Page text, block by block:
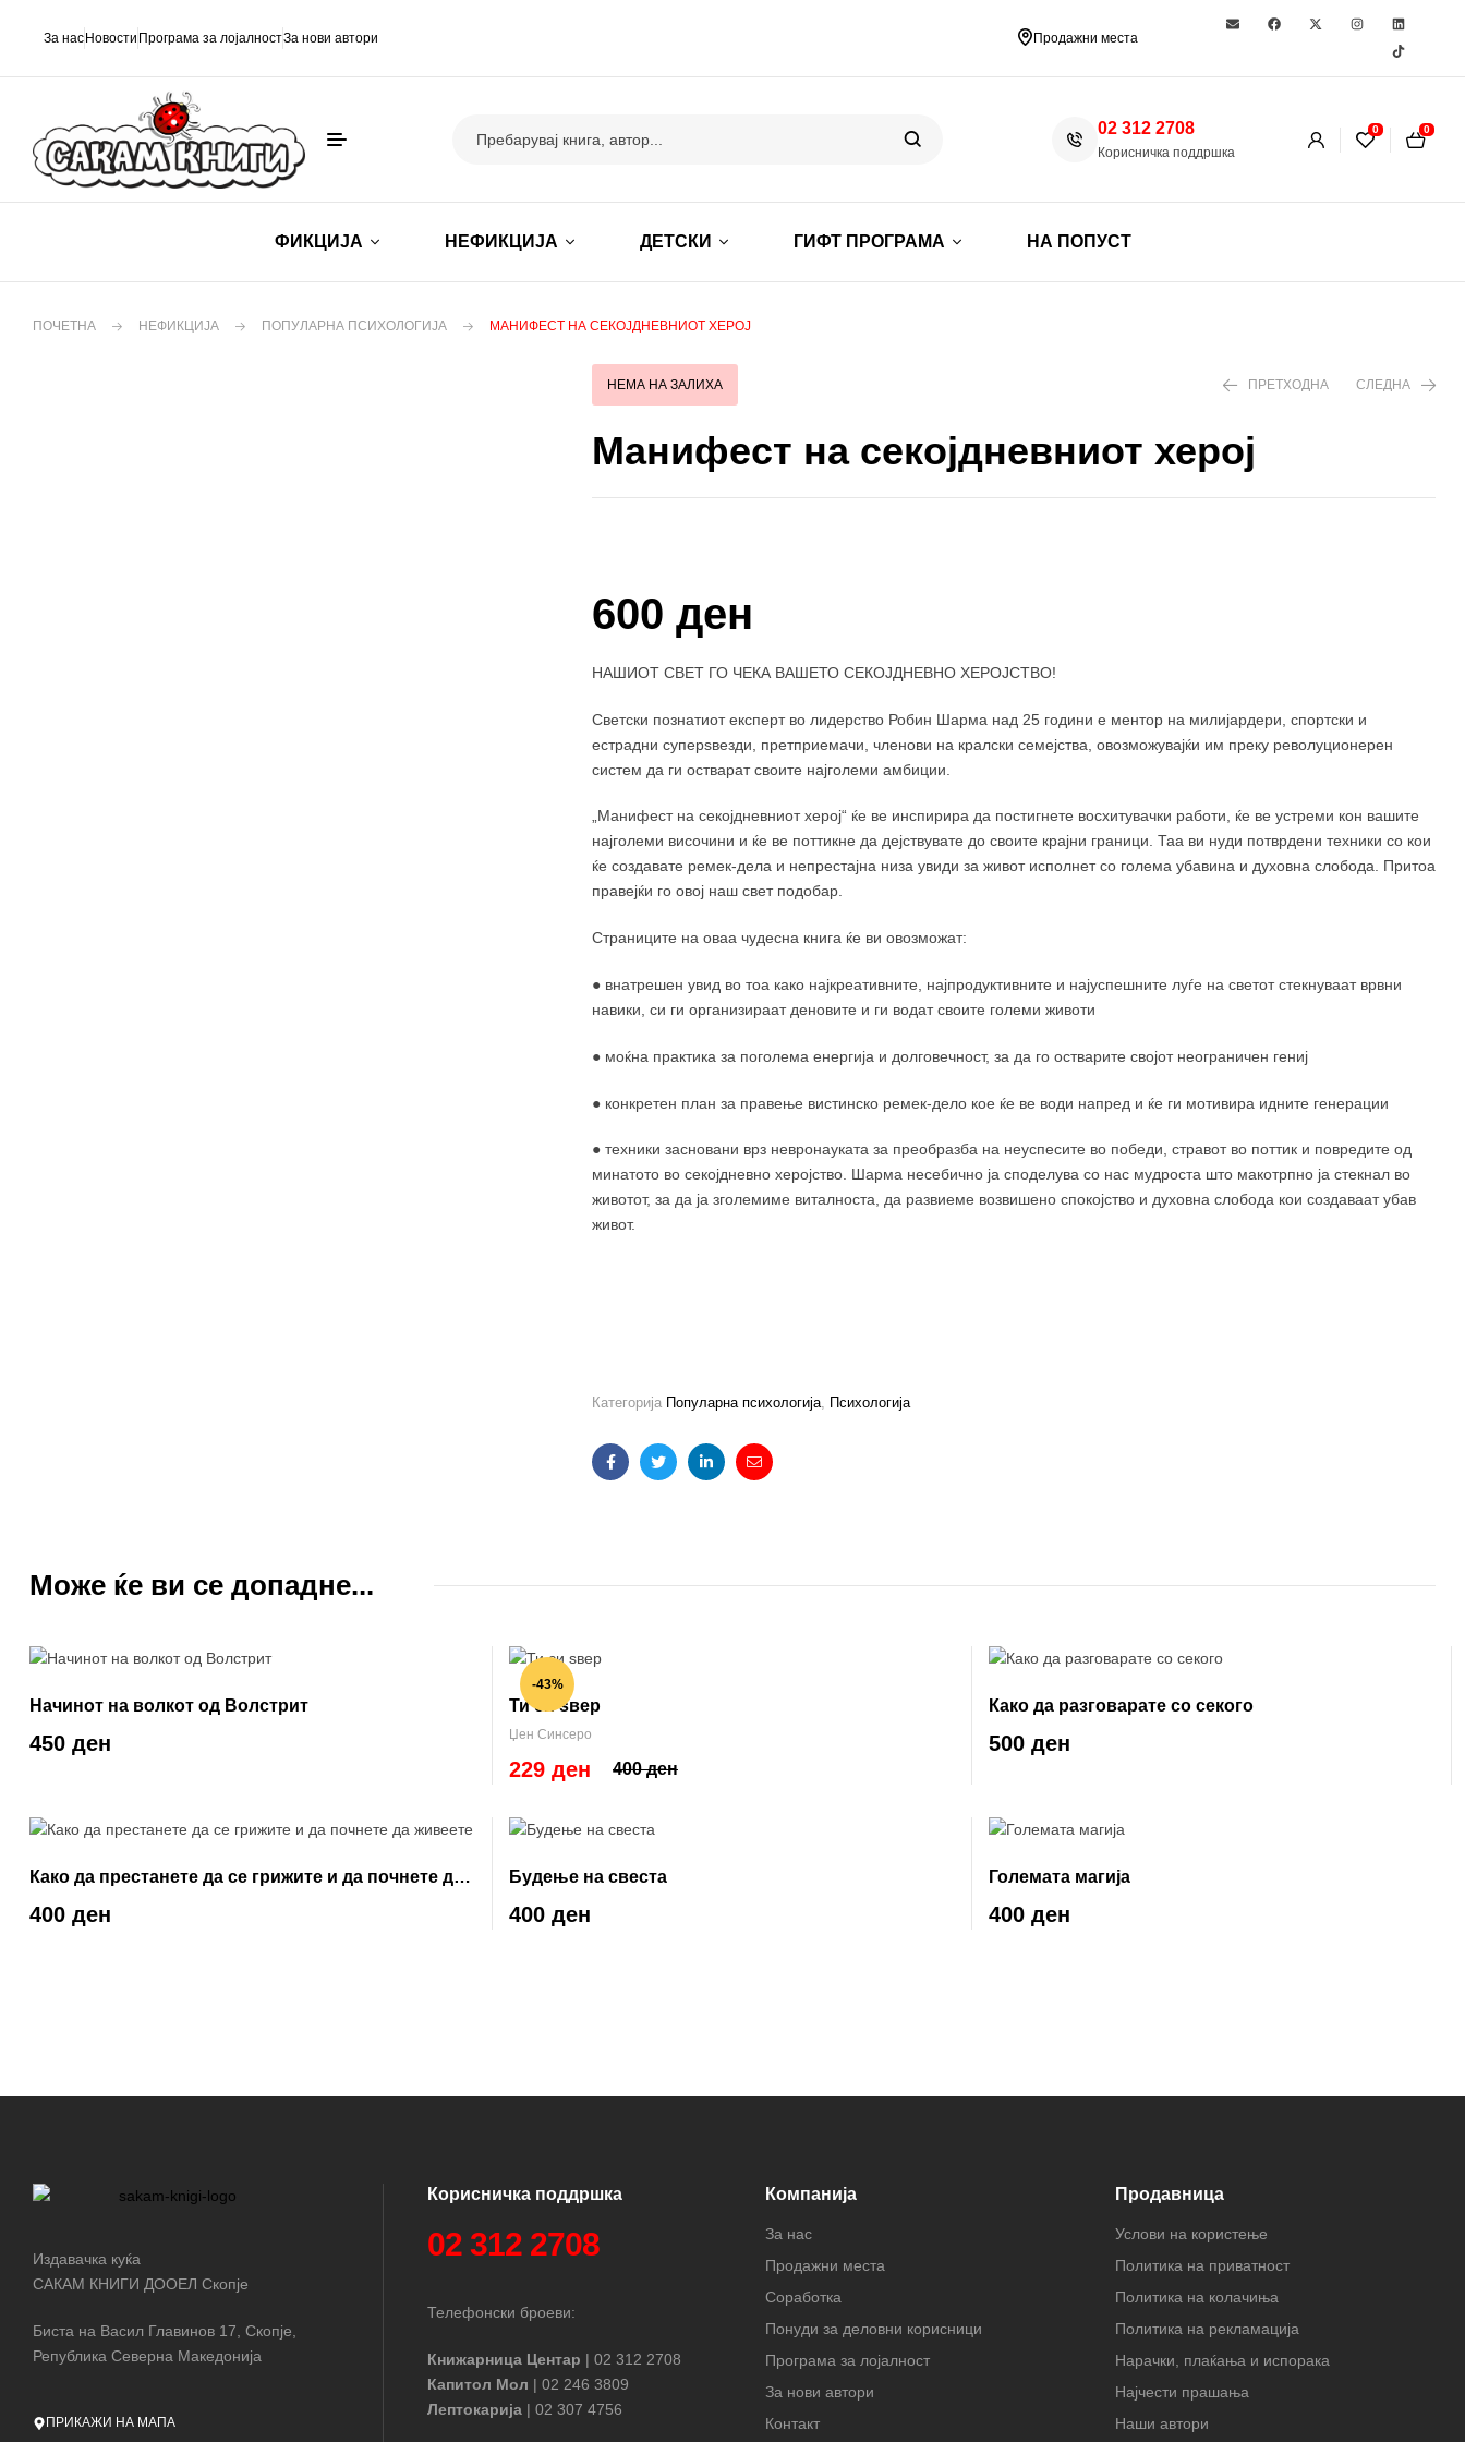
За нас Новости Програма за лојалностЗа нови автори Продажни места
02 312 2708
Корисничка поддршка
0 0
ФИКЦИЈА НЕФИКЦИЈА ДЕТСКИ ГИФТ ПРОГРАМА НА ПОПУСТ
ПОЧЕТНА НЕФИКЦИЈА ПОПУЛАРНА ПСИХОЛОГИЈА МАНИФЕСТ НА СЕКОЈДНЕВНИОТ ХЕРОЈ
НЕМА НА ЗАЛИХА ПРЕТХОДНА СЛЕДНА
Манифест на секојдневниот херој
600 ден
НАШИОТ СВЕТ ГО ЧЕКА ВАШЕТО СЕКОЈДНЕВНО ХЕРОЈСТВО!
Светски познатиот експерт во лидерство Робин Шарма над 25 години е ментор на милијардери, спортски и
естрадни суперѕвезди, претприемачи, членови на кралски семејства, овозможувајќи им преку револуционерен
систем да ги остварат своите најголеми амбиции.
„Манифест на секојдневниот херој“ ќе ве инспирира да постигнете восхитувачки работи, ќе ве устреми кон вашите
најголеми височини и ќе ве поттикне да дејствувате до своите крајни граници. Таа ви нуди потврдени техники со кои
ќе создавате ремек-дела и непрестајна низа увиди за живот исполнет со голема убавина и духовна слобода. Притоа
правејќи го овој наш свет подобар.
Страниците на оваа чудесна книга ќе ви овозможат:
● внатрешен увид во тоа како најкреативните, најпродуктивните и најуспешните луѓе на светот стекнуваат врвни
навики, си ги организираат деновите и ги водат своите големи животи
● моќна практика за поголема енергија и долговечност, за да го остварите својот неограничен гениј
● конкретен план за правење вистинско ремек-дело кое ќе ве води напред и ќе ги мотивира идните генерации
● техники засновани врз невронауката за преобразба на неуспесите во победи, стравот во поттик и повредите од
минатото во секојдневно херојство. Шарма несебично ја споделува со нас мудроста што макотрпно ја стекнал во
животот, за да ја зголемиме виталноста, да развиеме возвишено спокојство и духовна слобода кои создаваат убав
живот.
Категорија Популарна психологија, Психологија
FacebookTwitterLinkedinEmail
Може ќе ви се допадне...
Начинот на волкот од Волстрит
450 ден
-43%
Ти си ѕвер
Џен Синсеро
400 ден
229 ден
Како да разговарате со секого
500 ден
Како да престанете да се грижите и да почнете да
живеете
400 ден
Будење на свеста
400 ден
Големата магија
400 ден
Издавачка куќа
САКАМ КНИГИ ДООЕЛ Скопје
Биста на Васил Главинов 17, Скопје,
Република Северна Македонија
ПРИКАЖИ НА МАПА
Корисничка поддршка
02 312 2708
Телефонски броеви:
Книжарница Центар | 02 312 2708
Капитол Мол | 02 246 3809
Лептокарија | 02 307 4756
Компанија
За нас
Продажни места
Соработка
Понуди за деловни корисници
Програма за лојалност
За нови автори
Контакт
Продавница
Услови на користење
Политика на приватност
Политика на колачиња
Политика на рекламација
Нарачки, плаќања и испорака
Најчести прашања
Наши автори